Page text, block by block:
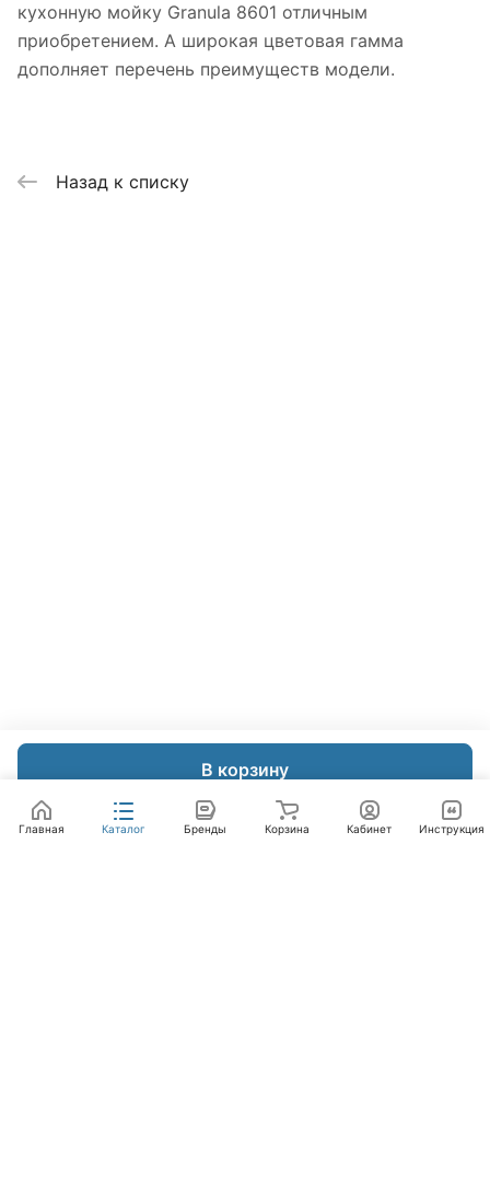
В корзину
кухонную мойку Granula 8601 отличным
приобретением. А широкая цветовая гамма
дополняет перечень преимуществ модели.
Назад к списку
Главная Каталог Бренды Корзина Кабинет Инструкция